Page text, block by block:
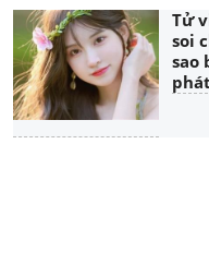
Tử
soi
sao